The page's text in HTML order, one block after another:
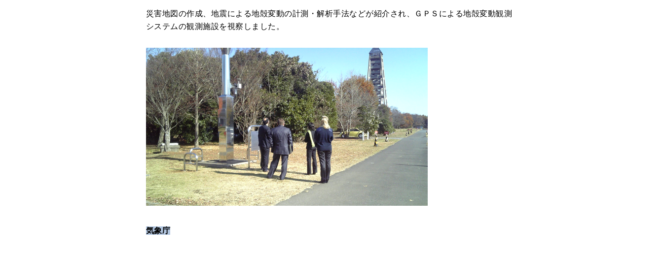
災害地図の作成、地震による地殻変動の計測・解析手法などが紹介され、ＧＰＳによる地殻変動観測
システムの観測施設を視察しました。
気象庁